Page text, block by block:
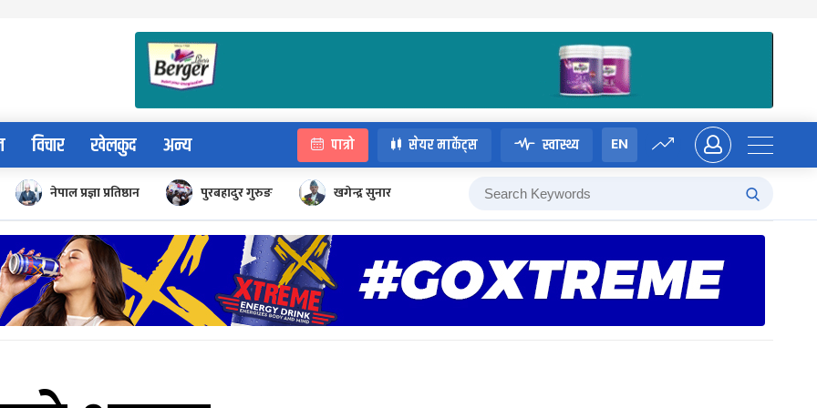
विचार खेलकुद अन्य पात्रो सेयर मार्केट्स स्वास्थ्य EN
नेपाल प्रज्ञा प्रतिष्ठान पुरबहादुर गुरुङ खगेन्द्र सुनार